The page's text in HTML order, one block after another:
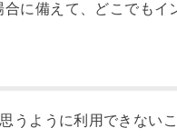
に備えて、どこでもイ
うように利用できないこ